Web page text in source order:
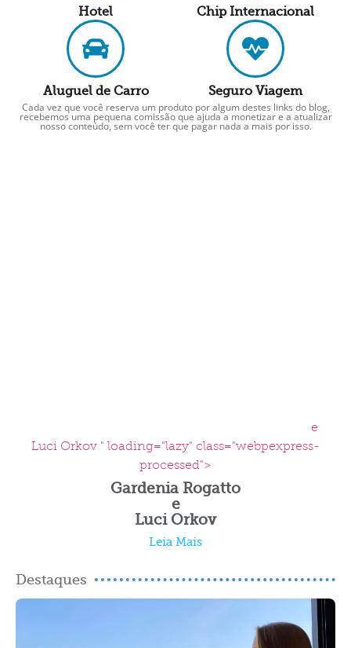
Hotel Chip Internacional
Aluguel de Carro Seguro Viagem
Cada vez que você reserva um produto por algum destes links do blog,
recebemos uma pequena comissão que ajuda a monetizar e a atualizar
nosso conteúdo, sem você ter que pagar nada a mais por isso.
e
Luci Orkov " loading="lazy" class="webpexpress-
processed">
Gardenia Rogatto
e
Luci Orkov
Leia Mais
Destaques